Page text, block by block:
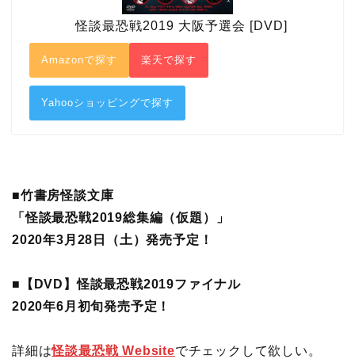
怪談最恐戦2019 大阪予選会 [DVD]
Amazonで探す 楽天で探す
Yahooショッピングで探す
■竹書房怪談文庫
「怪談最恐戦2019総集編（仮題）」
2020年3月28日（土）発売予定！
■【DVD】怪談最恐戦2019ファイナル
2020年6月初旬発売予定！
詳細は怪談最恐戦 Websiteでチェックして欲しい。